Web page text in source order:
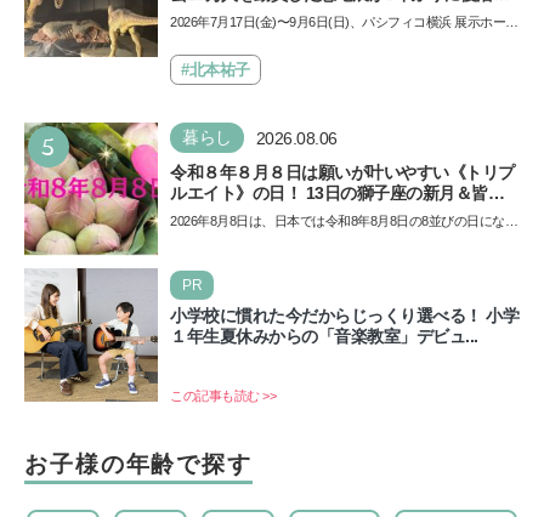
夏休みのおでかけで楽しむポイントを完全ガイ
2026年7月17日(金)〜9月6日(日)、パシフィコ横浜 展示ホール
催…#北本祐子
5 暮らし 2026.08.06
令和８年８月８日は願いが叶いやすい《トリプ
ルエイト》の日！ 13日の獅子座の新月＆皆既
日食の影響にも注目
2026年8月8日は、日本では令和8年8月8日の8並びの日になり
PR
小学校に慣れた今だからじっくり選べる！ 小学
１年生夏休みからの「音楽教室」デビュ...
この記事も読む >>
お子様の年齢で探す